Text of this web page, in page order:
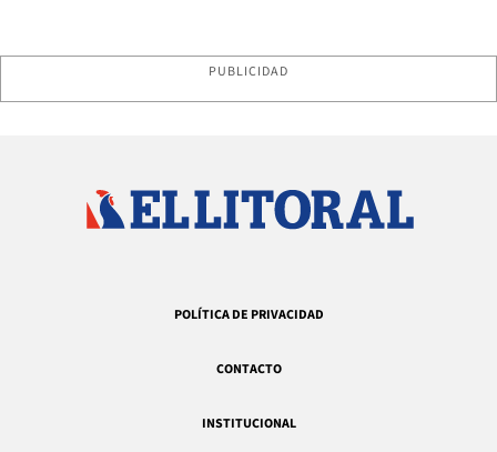
PUBLICIDAD
POLÍTICA DE PRIVACIDAD
CONTACTO
INSTITUCIONAL